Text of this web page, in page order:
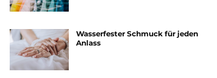
Wasserfester Schmuck für jeden
Anlass